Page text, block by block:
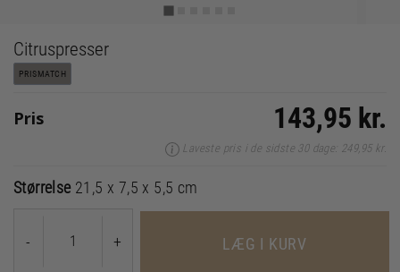
Citruspresser
PRISMATCH
Pris 143,95 kr.
Laveste pris i de sidste 30 dage: 249,95 kr.
Størrelse 21,5 x 7,5 x 5,5 cm
- + LÆG I KURV